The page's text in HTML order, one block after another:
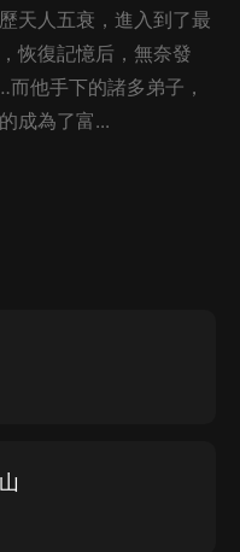
天人五衰，進入到了最
恢復記憶后，無奈發
他手下的諸多弟子，
成為了富...